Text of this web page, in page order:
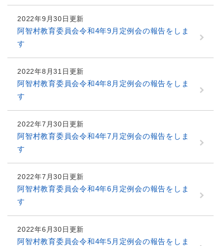
2022年9月30日更新
阿智村教育委員会令和4年9月定例会の報告をしま
す
2022年8月31日更新
阿智村教育委員会令和4年8月定例会の報告をしま
す
2022年7月30日更新
阿智村教育委員会令和4年7月定例会の報告をしま
す
2022年7月30日更新
阿智村教育委員会令和4年6月定例会の報告をしま
す
2022年6月30日更新
阿智村教育委員会令和4年5月定例会の報告をしま